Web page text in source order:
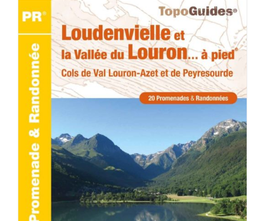
ACHETER LE PRODUIT / DÉTAILS